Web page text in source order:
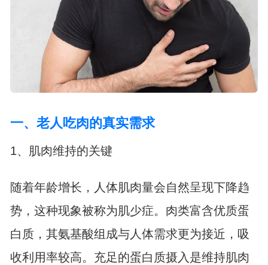
一、老人吃肉的真实需求
1、肌肉维持的关键
随着年龄增长，人体肌肉量会自然呈现下降趋
势，这种现象被称为肌少症。肉类富含优质蛋
白质，其氨基酸组成与人体需求更为接近，吸
收利用率较高。充足的蛋白质摄入是维持肌肉